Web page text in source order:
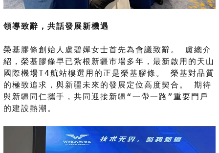
領導致辭，共話發展新機遇
榮基膠條創始人盧碧嬋女士首先為會議致辭。 盧總介
紹，榮基膠條早已紮根新疆市場多年，最新啟用的天山
國際機場T4航站樓選用的正是榮基膠條。 榮基對品質
的極致追求，與新疆未來的發展定位高度契合。 期待
與新疆同仁攜手，共同迎接新疆“一帶一路”重要門戶
的建設熱潮。